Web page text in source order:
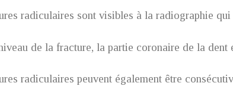
radiculaires sont visibles à la radiographie
de la fracture, la partie coronaire de la dent
radiculaires peuvent également être